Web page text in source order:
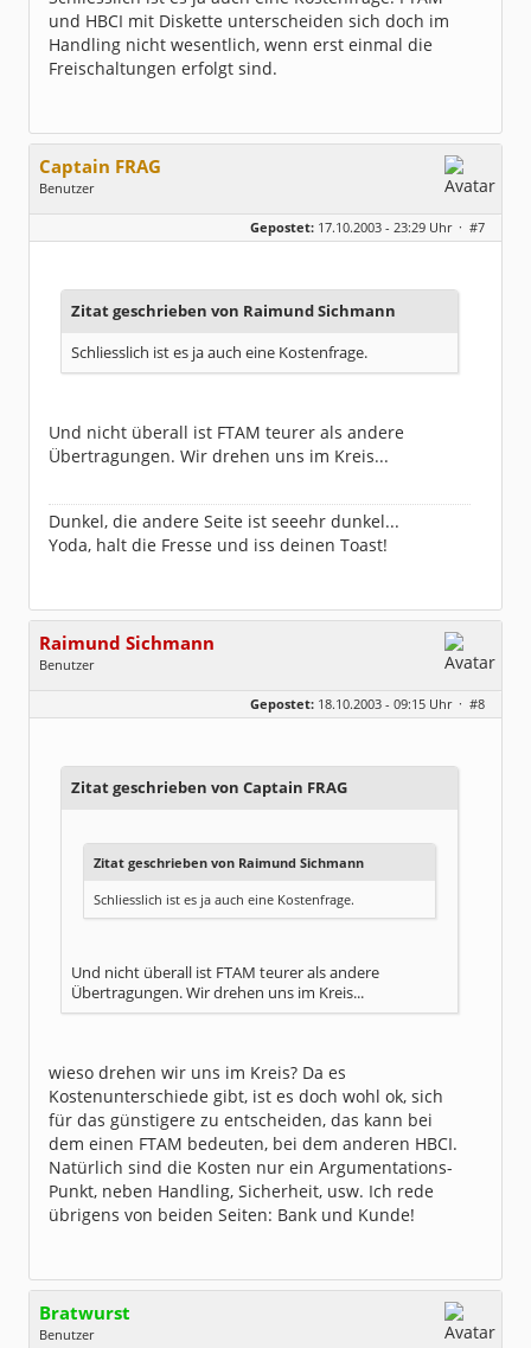
und HBCI mit Diskette unterscheiden sich doch im
Handling nicht wesentlich, wenn erst einmal die
Freischaltungen erfolgt sind.
Captain FRAG
Benutzer
Geschlecht:
keine Angabe
Beiträge:
5096
Gepostet: 17.10.2003 - 23:29 Uhr · #7
Zitat geschrieben von Raimund Sichmann
Schliesslich ist es ja auch eine Kostenfrage.
Und nicht überall ist FTAM teurer als andere
Übertragungen. Wir drehen uns im Kreis...
Dunkel, die andere Seite ist seeehr dunkel...
Yoda, halt die Fresse und iss deinen Toast!
Raimund Sichmann
Benutzer
Dabei seit:
08 / 2002
Gepostet: 18.10.2003 - 09:15 Uhr · #8
Zitat geschrieben von Captain FRAG
Zitat geschrieben von Raimund Sichmann
Schliesslich ist es ja auch eine Kostenfrage.
Und nicht überall ist FTAM teurer als andere
Übertragungen. Wir drehen uns im Kreis...
wieso drehen wir uns im Kreis? Da es
Kostenunterschiede gibt, ist es doch wohl ok, sich
für das günstigere zu entscheiden, das kann bei
dem einen FTAM bedeuten, bei dem anderen HBCI.
Natürlich sind die Kosten nur ein Argumentations-
Punkt, neben Handling, Sicherheit, usw. Ich rede
übrigens von beiden Seiten: Bank und Kunde!
Bratwurst
Benutzer